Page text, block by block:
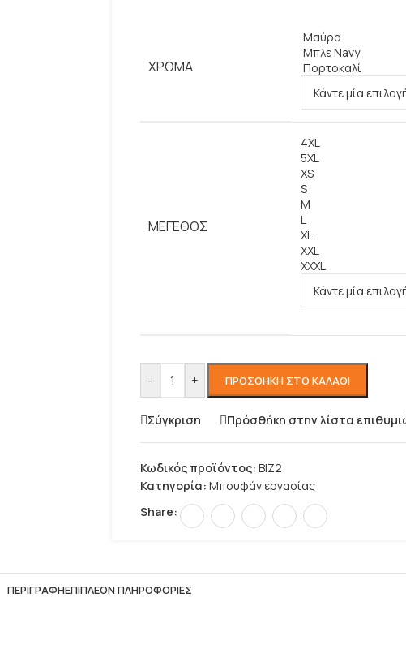
ΧΡΏΜΑ
Μαύρο
Μπλε Navy
Πορτοκαλί
ΜΈΓΕΘΟΣ
4XL
5XL
XS
S
M
L
XL
XXL
XXXL
- + ΠΡΟΣΘΉΚΗ ΣΤΟ ΚΑΛΆΘΙ
Σύγκριση Πρόσθήκη στην λίστα
Κωδικός προϊόντος: BIZ2
Κατηγορία: Μπουφάν εργασίας
Share:
ΠΕΡΙΓΡΑΦΉΕΠΙΠΛΈΟΝ ΠΛΗΡΟΦΟΡΊΕΣ